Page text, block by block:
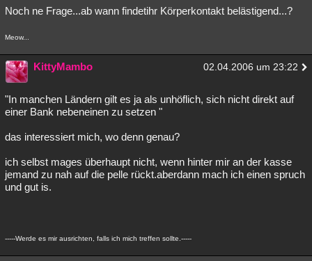
Noch ne Frage...ab wann findetihr Körperkontakt belästigend...?
Meow...
KittyMambo 02.04.2006 um 23:22
"In manchen Ländern gilt es ja als unhöflich, sich nicht direkt auf
einer Bank nebeneinen zu setzen "
das interessiert mich, wo denn genau?
ich selbst mages überhaupt nicht, wenn hinter mir an der kasse
jemand zu nah auf die pelle rückt.aberdann mach ich einen spruch
und gut is.
-----Werde es mir ausrichten, falls ich mich treffen sollte.-----